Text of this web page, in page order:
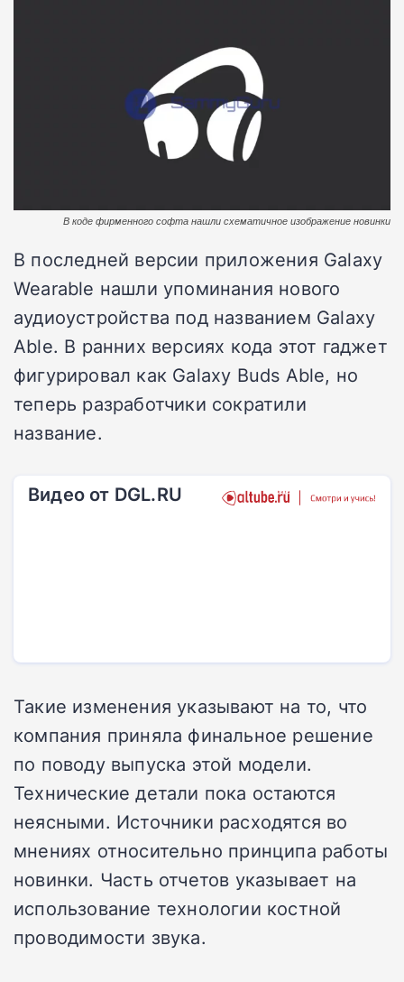
В коде фирменного софта нашли схематичное изображение новинки
В последней версии приложения Galaxy
Wearable нашли упоминания нового
аудиоустройства под названием Galaxy
Able. В ранних версиях кода этот гаджет
фигурировал как Galaxy Buds Able, но
теперь разработчики сократили
название.
Видео от DGL.RU
Такие изменения указывают на то, что
компания приняла финальное решение
по поводу выпуска этой модели.
Технические детали пока остаются
неясными. Источники расходятся во
мнениях относительно принципа работы
новинки. Часть отчетов указывает на
использование технологии костной
проводимости звука.